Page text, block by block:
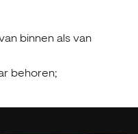
binnen als van
behoren;